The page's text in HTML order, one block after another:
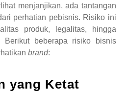
menjanjikan, ada tantangan
perhatian pebisnis. Risiko ini
produk, legalitas, hingga
beberapa risiko bisnis
brand:
yang Ketat